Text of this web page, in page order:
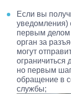
Если вы
уведомления)
первым
орган за
могут
ограничиться
но первым
обращение в
службы;